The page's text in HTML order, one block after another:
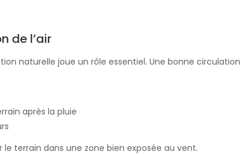
de l’air
naturelle joue un rôle essentiel. Une bonne circulation
après la pluie
terrain dans une zone bien exposée au vent.